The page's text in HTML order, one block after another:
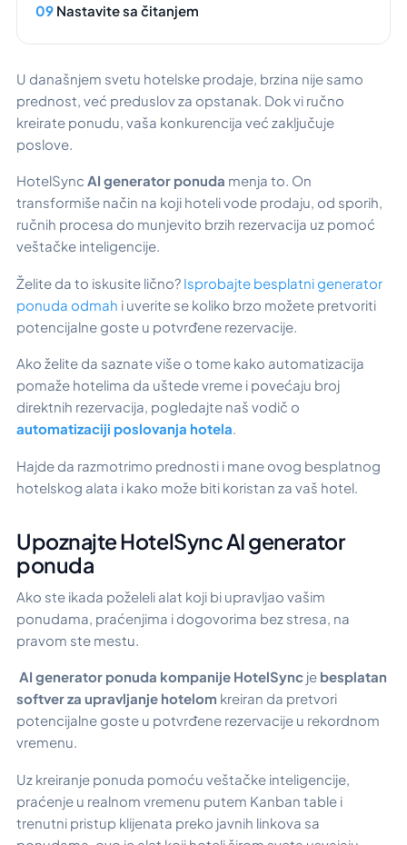
Nastavite sa čitanjem
U današnjem svetu hotelske prodaje, brzina nije samo
prednost, već preduslov za opstanak. Dok vi ručno
kreirate ponudu, vaša konkurencija već zaključuje
poslove.
HotelSync AI generator ponuda menja to. On
transformiše način na koji hoteli vode prodaju, od sporih,
ručnih procesa do munjevito brzih rezervacija uz pomoć
veštačke inteligencije.
Želite da to iskusite lično? Isprobajte besplatni generator
ponuda odmah i uverite se koliko brzo možete pretvoriti
potencijalne goste u potvrđene rezervacije.
Ako želite da saznate više o tome kako automatizacija
pomaže hotelima da uštede vreme i povećaju broj
direktnih rezervacija, pogledajte naš vodič o
automatizaciji poslovanja hotela.
Hajde da razmotrimo prednosti i mane ovog besplatnog
hotelskog alata i kako može biti koristan za vaš hotel.
Upoznajte HotelSync AI generator
ponuda
Ako ste ikada poželeli alat koji bi upravljao vašim
ponudama, praćenjima i dogovorima bez stresa, na
pravom ste mestu.
AI generator ponuda kompanije HotelSync je besplatan
softver za upravljanje hotelom kreiran da pretvori
potencijalne goste u potvrđene rezervacije u rekordnom
vremenu.
Uz kreiranje ponuda pomoću veštačke inteligencije,
praćenje u realnom vremenu putem Kanban table i
trenutni pristup klijenata preko javnih linkova sa